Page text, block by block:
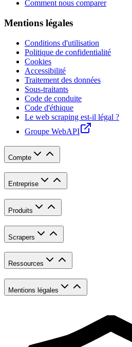
Comment nous comparer
Mentions légales
Conditions d'utilisation
Politique de confidentialité
Cookies
Accessibilité
Traitement des données
Sous-traitants
Code de conduite
Code d'éthique
Le web scraping est-il légal ?
Groupe WebAPI
Compte
Entreprise
Produits
Scrapers
Ressources
Mentions légales